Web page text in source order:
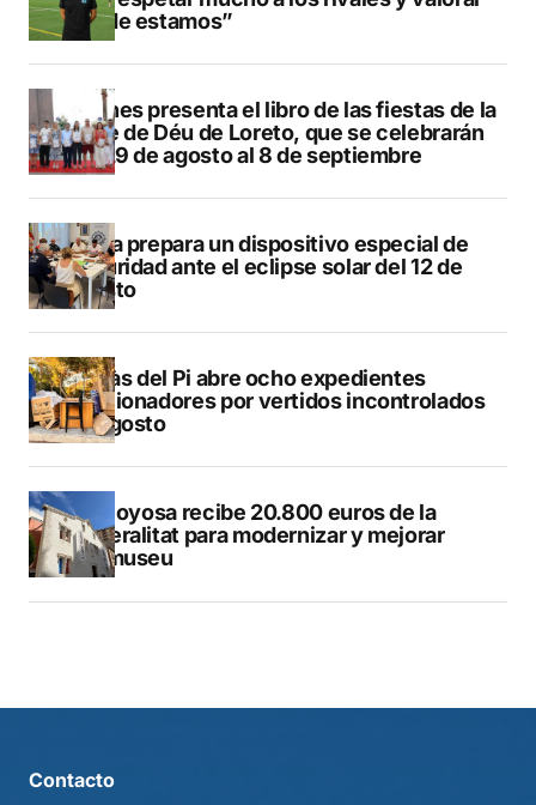
dónde estamos”
Duanes presenta el libro de las fiestas de la
Mare de Déu de Loreto, que se celebrarán
del 29 de agosto al 8 de septiembre
Xàbia prepara un dispositivo especial de
seguridad ante el eclipse solar del 12 de
agosto
L’Alfàs del Pi abre ocho expedientes
sancionadores por vertidos incontrolados
en agosto
Villajoyosa recibe 20.800 euros de la
Generalitat para modernizar y mejorar
Vilamuseu
Contacto